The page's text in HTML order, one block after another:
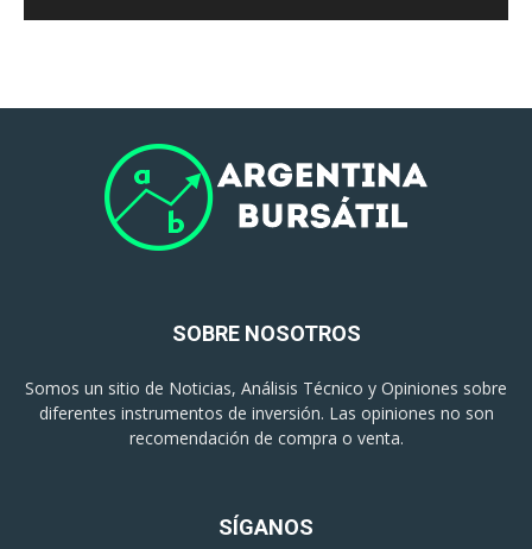
SOBRE NOSOTROS
Somos un sitio de Noticias, Análisis Técnico y Opiniones sobre
diferentes instrumentos de inversión. Las opiniones no son
recomendación de compra o venta.
SÍGANOS